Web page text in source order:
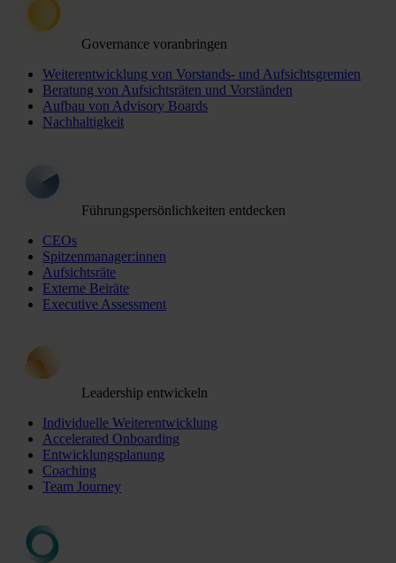
Governance voranbringen
Weiterentwicklung von Vorstands- und Aufsichtsgremien
Beratung von Aufsichtsräten und Vorständen
Aufbau von Advisory Boards
Nachhaltigkeit
Führungspersönlichkeiten entdecken
CEOs
Spitzenmanager:innen
Aufsichtsräte
Externe Beiräte
Executive Assessment
Leadership entwickeln
Individuelle Weiterentwicklung
Accelerated Onboarding
Entwicklungsplanung
Coaching
Team Journey